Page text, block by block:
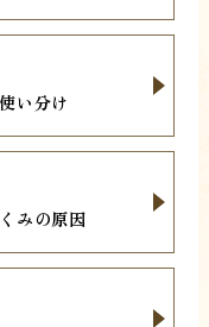
い分け
みの原因